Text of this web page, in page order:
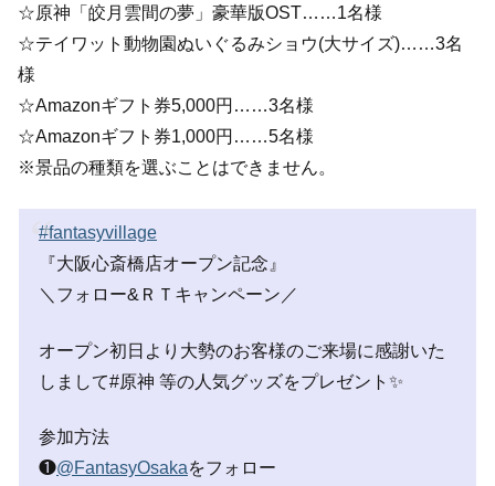
☆原神「皎月雲間の夢」豪華版OST……1名様
☆テイワット動物園ぬいぐるみショウ(大サイズ)……3名
様
☆Amazonギフト券5,000円……3名様
☆Amazonギフト券1,000円……5名様
※景品の種類を選ぶことはできません。
#fantasyvillage
『大阪心斎橋店オープン記念』
＼フォロー&ＲＴキャンペーン／
オープン初日より大勢のお客様のご来場に感謝いた
しまして#原神 等の人気グッズをプレゼント✨
参加方法
❶@FantasyOsakaをフォロー